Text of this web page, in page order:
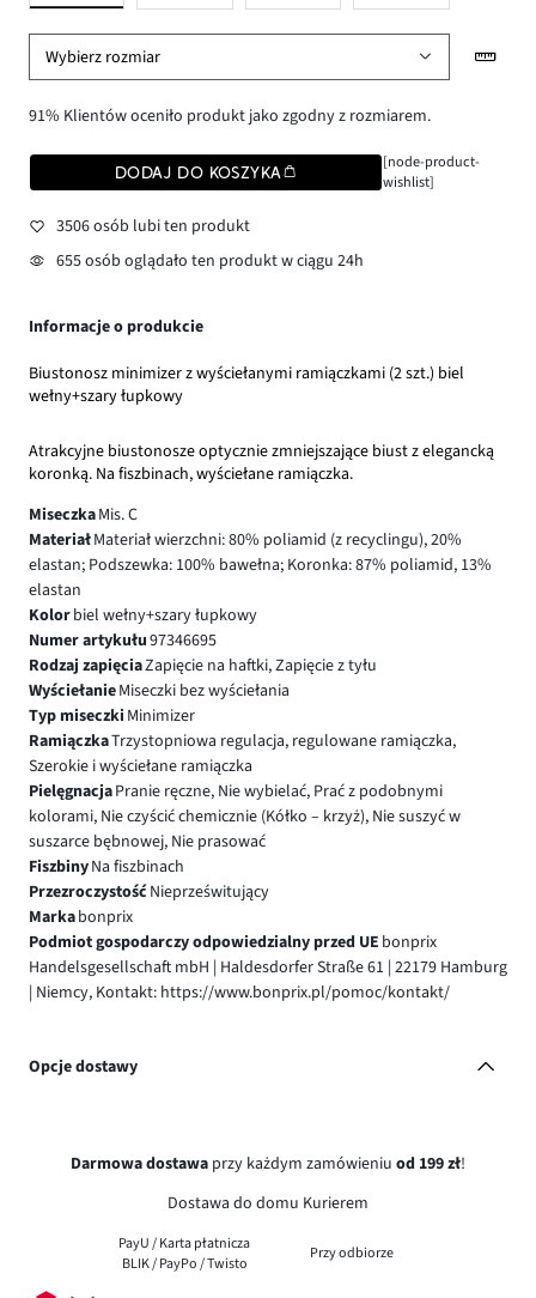
Wybierz rozmiar
91% Klientów oceniło produkt jako zgodny z rozmiarem.
DODAJ DO KOSZYKA
[node-product-
wishlist]
3506 osób lubi ten produkt
655 osób oglądało ten produkt w ciągu 24h
Informacje o produkcie
Biustonosz minimizer z wyściełanymi ramiączkami (2 szt.) biel
wełny+szary łupkowy
Atrakcyjne biustonosze optycznie zmniejszające biust z elegancką
koronką. Na fiszbinach, wyściełane ramiączka.
MiseczkaMis. C
MateriałMateriał wierzchni: 80% poliamid (z recyclingu), 20%
elastan; Podszewka: 100% bawełna; Koronka: 87% poliamid, 13%
elastan
Kolorbiel wełny+szary łupkowy
Numer artykułu97346695
Rodzaj zapięciaZapięcie na haftki, Zapięcie z tyłu
WyściełanieMiseczki bez wyściełania
Typ miseczki Minimizer
RamiączkaTrzystopniowa regulacja, regulowane ramiączka,
Szerokie i wyściełane ramiączka
PielęgnacjaPranie ręczne, Nie wybielać, Prać z podobnymi
kolorami, Nie czyścić chemicznie (Kółko – krzyż), Nie suszyć w
suszarce bębnowej, Nie prasować
FiszbinyNa fiszbinach
PrzezroczystośćNieprześwitujący
Markabonprix
Podmiot gospodarczy odpowiedzialny przed UE bonprix
Handelsgesellschaft mbH | Haldesdorfer Straße 61 | 22179 Hamburg
| Niemcy, Kontakt: https://www.bonprix.pl/pomoc/kontakt/
Opcje dostawy
Darmowa dostawa przy każdym zamówieniu od 199 zł!
Dostawa do domu Kurierem
PayU / Karta płatnicza
BLIK / PayPo / Twisto
Przy odbiorze